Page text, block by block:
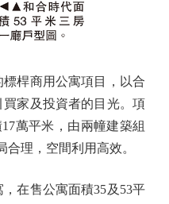
桿商用公寓項目，以合
家及投資者的目光。項
萬平米，由兩幢建築組
合理，空間利用高效。
在售公寓面積35及53平